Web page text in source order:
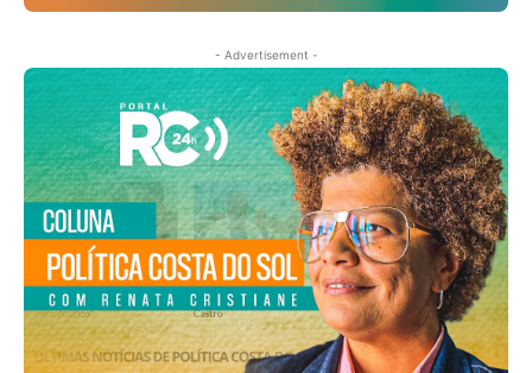
- Advertisement -